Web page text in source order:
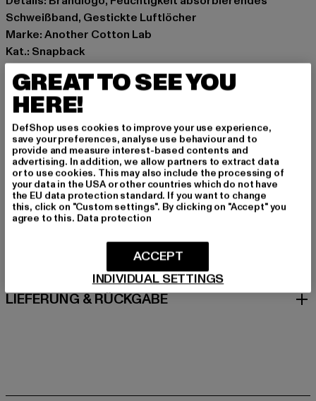
Schweißband, Gestickte Luftlöcher
Marke: Another Cotton Lab
Kat.: Snapback
Farbe: blau
Hersteller Farbe: blue
Materialzusammensetzung: 100% Baumwolle
Hersteller: Urban Styles Agency GmbH & Co. KG |
agentur@urbanstylesagency.com
Schanzenstraße 41 | 51063 Köln | DE
PFLEGEHINWEISE
LIEFERUNG & RÜCKGABE
GREAT TO SEE YOU
HERE!
DefShop uses cookies to improve your use experience,
save your preferences, analyse use behaviour and to
provide and measure interest-based contents and
advertising. In addition, we allow partners to extract data
or to use cookies. This may also include the processing of
your data in the USA or other countries which do not have
the EU data protection standard. If you want to change
this, click on "Custom settings". By clicking on "Accept" you
agree to this. Data protection
INDIVIDUAL SETTINGS
ACCEPT